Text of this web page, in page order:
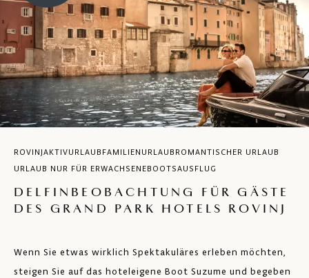
ROVINJAKTIVURLAUB FAMILIENURLAUB ROMANTISCHER URLAUB
URLAUB NUR FÜR ERWACHSENEBOOTSAUSFLUG
DELFINBEOBACHTUNG FÜR GÄSTE
DES GRAND PARK HOTELS ROVINJ
Wenn Sie etwas wirklich Spektakuläres erleben möchten,
steigen Sie auf das hoteleigene Boot Suzume und begeben